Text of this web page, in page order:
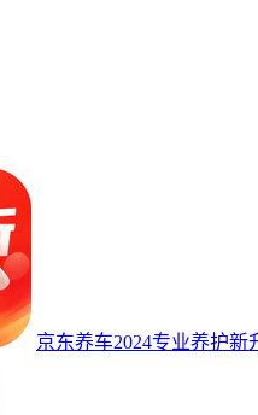
京东养车2024专业养护新